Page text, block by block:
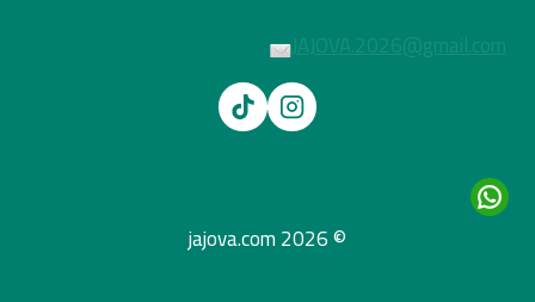
JAJOVA.2026@gmail.com
© 2026 jajova.com